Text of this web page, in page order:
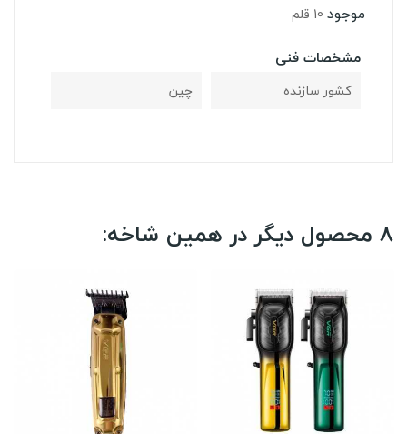
موجود 10 قلم
مشخصات فنی
کشور سازنده چین
8 محصول دیگر در همین شاخه: